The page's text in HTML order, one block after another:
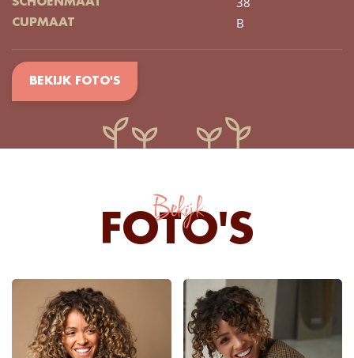
SCHOENMAAT
CUPMAAT B
BEKIJK FOTO'S
Bekijk
FOTO'S